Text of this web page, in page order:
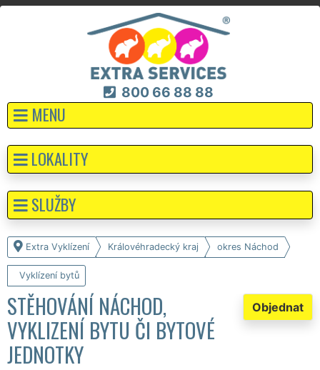
800 66 88 88
MENU
Extra Vyklízení Královéhradecký kraj okres Náchod
Vyklízení bytů
Objednat
STĚHOVÁNÍ NÁCHOD,
VYKLIZENÍ BYTU ČI BYTOVÉ
JEDNOTKY
LOKALITY
SLUŽBY